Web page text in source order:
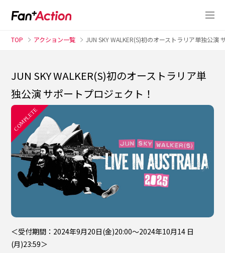
TOP アクション一覧 JUN SKY WALKER(S)初のオーストラリア単独公演
JUN SKY WALKER(S)初のオーストラリア単
独公演 サポートプロジェクト！
＜受付期間：2024年9月20日(金)20:00～2024年10月14 日
(月)23:59＞